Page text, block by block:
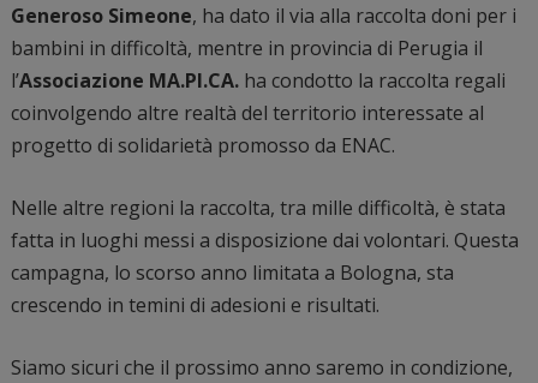
Generoso Simeone, ha dato il via alla raccolta doni per i
bambini in difficoltà, mentre in provincia di Perugia il
l’Associazione MA.PI.CA.ha condotto la raccolta regali
coinvolgendo altre realtà del territorio interessate al
progetto di solidarietà promosso da ENAC.
Nelle altre regioni la raccolta, tra mille difficoltà, è stata
fatta in luoghi messi a disposizione dai volontari. Questa
campagna, lo scorso anno limitata a Bologna, sta
crescendo in temini di adesioni e risultati.
Siamo sicuri che il prossimo anno saremo in condizione,